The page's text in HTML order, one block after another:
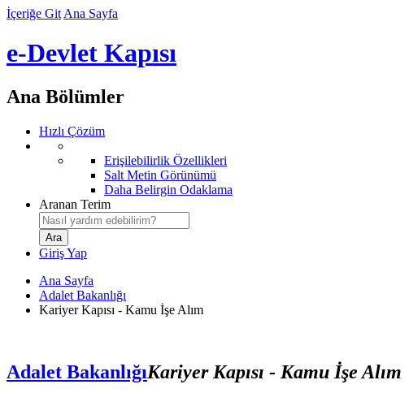
İçeriğe Git Ana Sayfa
e-Devlet Kapısı
Ana Bölümler
Hızlı Çözüm
Erişilebilirlik Özellikleri
Salt Metin Görünümü
Daha Belirgin Odaklama
Aranan Terim
Giriş Yap
Ana Sayfa
Adalet Bakanlığı
Kariyer Kapısı - Kamu İşe Alım
Adalet BakanlığıKariyer Kapısı - Kamu İşe Alım